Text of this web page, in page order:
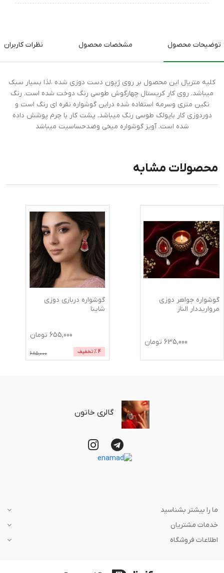
توضیحات محصول مشخصات محصول نظرات کاربران
کلیه متریال این محصول بر روی ژپون دست دوزی شده ،لذا بسیار سبک
میباشد. روی کار کریستال چهارگوش طوسی رنگ دوخت شده است. رنگ
نگین متری وسرمه استفاده شده دراین گوشواره نقره ای رنگ است و
دوردوزی کار باپولک طوسی رنگ میباشد. پشت کار با چرم پوشش داده
شده است. آویز گوشواره میخی وضدحساسیت میباشد
محصولات مشابه
گوشواره جواهر دوزی
مرواریددار الناز
635,000 تومان
گوشواره درباری دوزی
شاینا
655,000 تومان
4 % تخفیف 685,000
گالری خاتون
ما را بیشتر بشناسید
خدمات مشتریان
اطلاعات فروشگاه